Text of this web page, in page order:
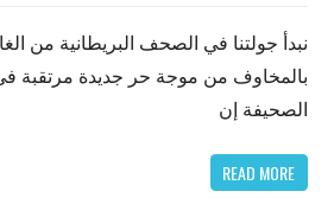
نبدأ جولتنا في الصحف البريطانية من
بالمخاوف من موجة حر جديدة مرتقبة
الصحيفة إن
READ MORE